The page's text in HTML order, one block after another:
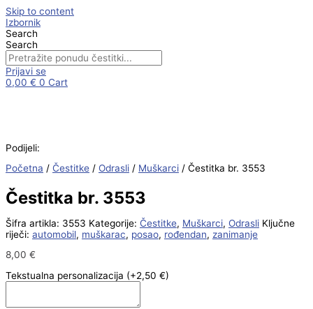
Skip to content
Izbornik
Search
Search
Prijavi se
0,00 € 0 Cart
Podijeli:
Početna / Čestitke / Odrasli / Muškarci / Čestitka br. 3553
Čestitka br. 3553
Šifra artikla: 3553 Kategorije: Čestitke, Muškarci, Odrasli Ključne
riječi: automobil, muškarac, posao, rođendan, zanimanje
8,00 €
Tekstualna personalizacija (+2,50 €)